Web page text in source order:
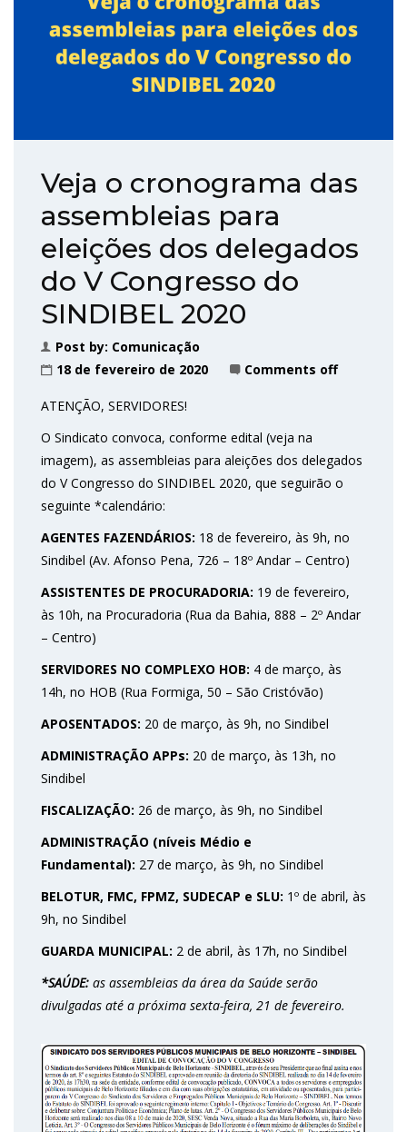
Veja o cronograma das
assembleias para
eleições dos delegados
do V Congresso do
SINDIBEL 2020
Post by: Comunicação
18 de fevereiro de 2020
Comments off
ATENÇÃO, SERVIDORES!
O Sindicato convoca, conforme edital (veja na
imagem), as assembleias para aleições dos delegados
do V Congresso do SINDIBEL 2020, que seguirão o
seguinte *calendário:
AGENTES FAZENDÁRIOS: 18 de fevereiro, às 9h, no
Sindibel (Av. Afonso Pena, 726 – 18º Andar – Centro)
ASSISTENTES DE PROCURADORIA: 19 de fevereiro,
às 10h, na Procuradoria (Rua da Bahia, 888 – 2º Andar
– Centro)
SERVIDORES NO COMPLEXO HOB: 4 de março, às
14h, no HOB (Rua Formiga, 50 – São Cristóvão)
APOSENTADOS: 20 de março, às 9h, no Sindibel
ADMINISTRAÇÃO APPs: 20 de março, às 13h, no
Sindibel
FISCALIZAÇÃO: 26 de março, às 9h, no Sindibel
ADMINISTRAÇÃO (níveis Médio e
Fundamental): 27 de março, às 9h, no Sindibel
BELOTUR, FMC, FPMZ, SUDECAP e SLU: 1º de abril, às
9h, no Sindibel
GUARDA MUNICIPAL: 2 de abril, às 17h, no Sindibel
*SAÚDE: as assembleias da área da Saúde serão
divulgadas até a próxima sexta-feira, 21 de fevereiro.